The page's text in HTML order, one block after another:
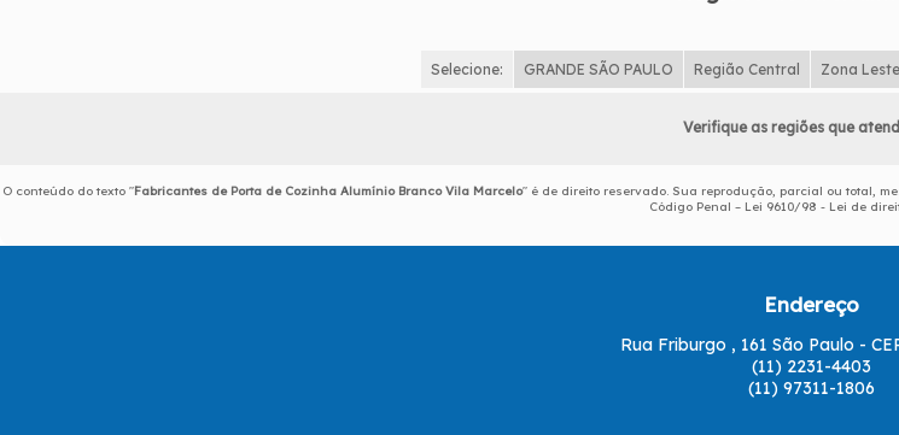
Selecione: GRANDE SÃO PAULO Região Central Zona Leste
Verifique as regiões que
O conteúdo do texto "Fabricantes de Porta de Cozinha Alumínio Branco Vila Marcelo" é de direito reservado. Sua reprodução, parcial ou total,
Código Penal – Lei 9610/98 - Lei de
Endereço
Rua Friburgo , 161 São Paulo -
(11) 2231-4403
(11) 97311-1806